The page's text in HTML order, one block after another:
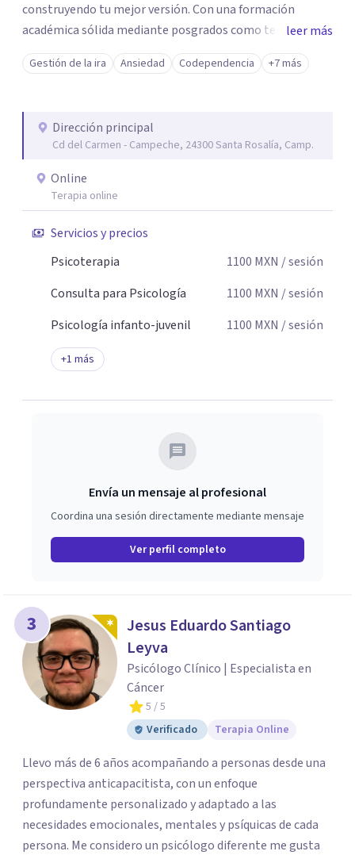
construyendo tu mejor versión. Con una formación
académica sólida mediante posgrados como terapeuta
breve, familiar e infantil, así como con respaldo
profesional y experiencia clínica de más de 26 años y
auténtica y comunicación clara y directa para darte
seguridad emocional y una dirección firme de tu proceso
de cambio.
leer más
Gestión de la ira Ansiedad Codependencia +7 más
Dirección principal
Cd del Carmen - Campeche, 24300 Santa Rosalía, Camp.
Online
Terapia online
Servicios y precios
Psicoterapia
1100 MXN / sesión
Consulta para Psicología
1100 MXN / sesión
Psicología infanto-juvenil
1100 MXN / sesión
+1 más
Envía un mensaje al profesional
Coordina una sesión directamente mediante mensaje
Ver perfil completo
3
Jesus Eduardo Santiago
Leyva
Psicólogo Clínico | Especialista en
Cáncer
5 / 5
Verificado
Terapia Online
Llevo más de 6 años acompañando a personas desde una
perspectiva anticapacitista, con un enfoque
profundamente personalizado y adaptado a las
necesidades emocionales, mentales y psíquicas de cada
persona. Me considero un psicólogo diferente me gusta